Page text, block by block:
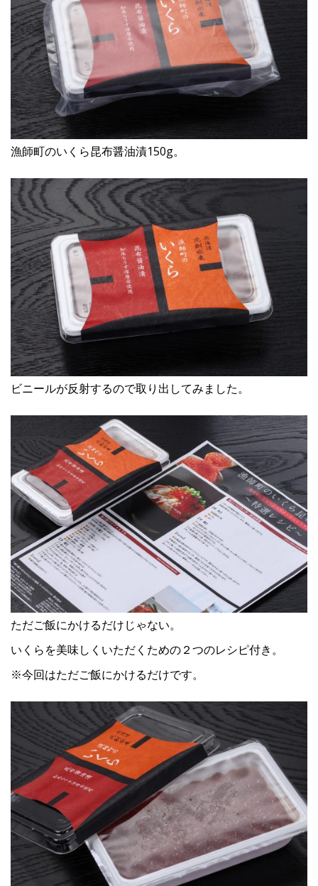
漁師町のいくら昆布醤油漬150g。
ビニールが反射するので取り出してみました。
ただご飯にかけるだけじゃない。
いくらを美味しくいただくための２つのレシピ付き。
※今回はただご飯にかけるだけです。